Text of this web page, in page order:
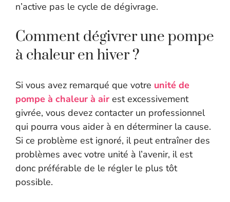
n’active pas le cycle de dégivrage.
Comment dégivrer une pompe
à chaleur en hiver ?
Si vous avez remarqué que votre unité de
pompe à chaleur à air est excessivement
givrée, vous devez contacter un professionnel
qui pourra vous aider à en déterminer la cause.
Si ce problème est ignoré, il peut entraîner des
problèmes avec votre unité à l’avenir, il est
donc préférable de le régler le plus tôt
possible.